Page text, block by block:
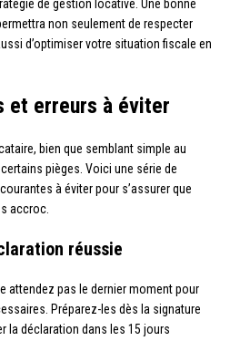
de gestion locative. Une bonne
non seulement de respecter
d’optimiser votre situation fiscale en
et erreurs à éviter
bien que semblant simple au
pièges. Voici une série de
à éviter pour s’assurer que
accroc.
réussie
attendez pas le dernier moment pour
Préparez-les dès la signature
la déclaration dans les 15 jours